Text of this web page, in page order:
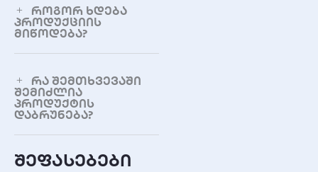
(დამოკიდებულია
მოდელზე)
როგორ ხდება
პროდუქციის
მიწოდება?
რა შემთხვევაში
შემიძლია
პროდუქტის
დაბრუნება?
შეფასებები